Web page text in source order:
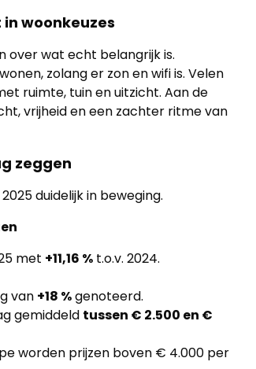
woonkeuzes
over wat echt belangrijk is.
zolang er zon en wifi is. Velen
ruimte, tuin en uitzicht. Aan de
vrijheid en een zachter ritme van
zeggen
duidelijk in beweging.
met +11,16 % t.o.v. 2024.
van +18 %genoteerd.
gemiddeld tussen € 2.500 en €
worden prijzen boven € 4.000 per